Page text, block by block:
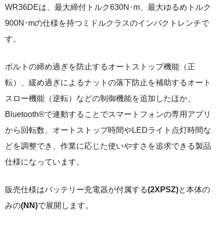
WR36DEは、最大締付トルク630N･m、最大ゆるめトルク
900N･mの仕様を持つミドルクラスのインパクトレンチで
す。
ボルトの締め過ぎを防止するオートストップ機能（正
転）、緩め過ぎによるナットの落下防止を補助するオート
スロー機能（逆転）などの制御機能を追加したほか、
Bluetooth®で連動することでスマートフォンの専用アプリ
から回転数、オートストップ時間やLEDライト点灯時間な
どを調整でき、作業に応じた使いやすさを追求できる製品
仕様になっています。
販売仕様はバッテリー充電器が付属する(2XPSZ)と本体の
みの(NN)で展開します。